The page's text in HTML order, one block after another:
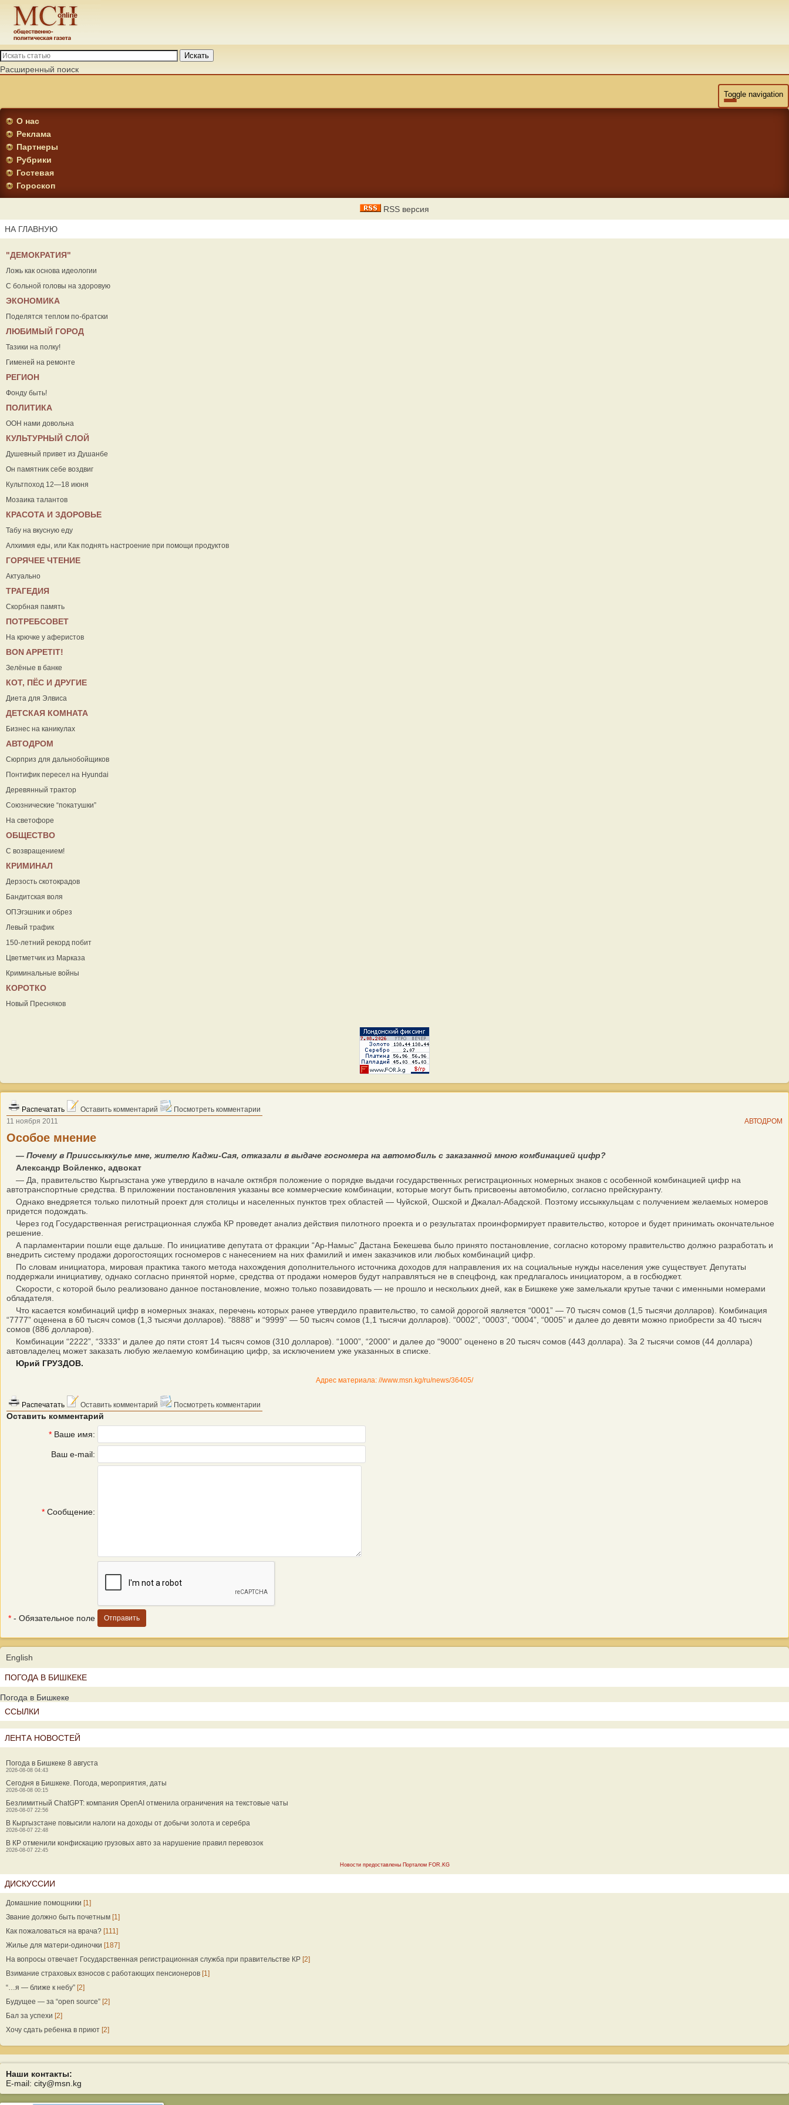
Искать
Расширенный поиск
Toggle navigation
О нас
Реклама
Партнеры
Рубрики
Гостевая
Гороскоп
RSS версия
НА ГЛАВНУЮ
"ДЕМОКРАТИЯ"
Ложь как основа идеологии
С больной головы на здоровую
ЭКОНОМИКА
Поделятся теплом по-братски
ЛЮБИМЫЙ ГОРОД
Тазики на полку!
Гименей на ремонте
РЕГИОН
Фонду быть!
ПОЛИТИКА
ООН нами довольна
КУЛЬТУРНЫЙ СЛОЙ
Душевный привет из Душанбе
Он памятник себе воздвиг
Культпоход 12—18 июня
Мозаика талантов
КРАСОТА И ЗДОРОВЬЕ
Табу на вкусную еду
Алхимия еды, или Как поднять настроение при помощи продуктов
ГОРЯЧЕЕ ЧТЕНИЕ
Актуально
ТРАГЕДИЯ
Скорбная память
ПОТРЕБСОВЕТ
На крючке у аферистов
ВON APPETIT!
Зелёные в банке
КОТ, ПЁС И ДРУГИЕ
Диета для Элвиса
ДЕТСКАЯ КОМНАТА
Бизнес на каникулах
АВТОДРОМ
Сюрприз для дальнобойщиков
Понтифик пересел на Hyundai
Деревянный трактор
Союзнические “покатушки”
На светофоре
ОБЩЕСТВО
С возвращением!
КРИМИНАЛ
Дерзость скотокрадов
Бандитская воля
ОПЭгэшник и обрез
Левый трафик
150-летний рекорд побит
Цветметчик из Марказа
Криминальные войны
КОРОТКО
Новый Пресняков
Распечатать Оставить комментарий
Посмотреть комментарии
11 ноября 2011
АВТОДРОМ
Особое мнение
— Почему в Прииссыккулье мне, жителю Каджи-Сая, отказали в выдаче госномера на автомобиль с заказанной мною комбинацией цифр?
Александр Войленко, адвокат
— Да, правительство Кыргызстана уже утвердило в начале октября положение о порядке выдачи государственных регистрационных номерных знаков с особенной комбинацией цифр на
автотранспортные средства. В приложении постановления указаны все коммерческие комбинации, которые могут быть присвоены автомобилю, согласно прейскуранту.
Однако внедряется только пилотный проект для столицы и населенных пунктов трех областей — Чуйской, Ошской и Джалал-Абадской. Поэтому иссыккульцам с получением желаемых номеров
придется подождать.
Через год Государственная регистрационная служба КР проведет анализ действия пилотного проекта и о результатах проинформирует правительство, которое и будет принимать окончательное
решение.
А парламентарии пошли еще дальше. По инициативе депутата от фракции “Ар-Намыс” Дастана Бекешева было принято постановление, согласно которому правительство должно разработать и
внедрить систему продажи дорогостоящих госномеров с нанесением на них фамилий и имен заказчиков или любых комбинаций цифр.
По словам инициатора, мировая практика такого метода нахождения дополнительного источника доходов для направления их на социальные нужды населения уже существует. Депутаты
поддержали инициативу, однако согласно принятой норме, средства от продажи номеров будут направляться не в спецфонд, как предлагалось инициатором, а в госбюджет.
Скорости, с которой было реализовано данное постановление, можно только позавидовать — не прошло и нескольких дней, как в Бишкеке уже замелькали крутые тачки с именными номерами
обладателя.
Что касается комбинаций цифр в номерных знаках, перечень которых ранее утвердило правительство, то самой дорогой является “0001” — 70 тысяч сомов (1,5 тысячи долларов). Комбинация
“7777” оценена в 60 тысяч сомов (1,3 тысячи долларов). “8888” и “9999” — 50 тысяч сомов (1,1 тысячи долларов). “0002”, “0003”, “0004”, “0005” и далее до девяти можно приобрести за 40 тысяч
сомов (886 долларов).
Комбинации “2222”, “3333” и далее до пяти стоят 14 тысяч сомов (310 долларов). “1000”, “2000” и далее до “9000” оценено в 20 тысяч сомов (443 доллара). За 2 тысячи сомов (44 доллара)
автовладелец может заказать любую желаемую комбинацию цифр, за исключением уже указанных в списке.
Юрий ГРУЗДОВ.
Адрес материала: //www.msn.kg/ru/news/36405/
Распечатать Оставить комментарий Посмотреть комментарии
Оставить комментарий
* Ваше имя:
Ваш e-mail:
* Сообщение:
* - Обязательное поле
English
ПОГОДА В БИШКЕКЕ
Погода в Бишкеке
ССЫЛКИ
ЛЕНТА НОВОСТЕЙ
Погода в Бишкеке 8 августа
2026-08-08 04:43
Сегодня в Бишкеке. Погода, мероприятия, даты
2026-08-08 00:15
Безлимитный ChatGPT: компания OpenAI отменила ограничения на текстовые чаты
2026-08-07 22:56
В Кыргызстане повысили налоги на доходы от добычи золота и серебра
2026-08-07 22:48
В КР отменили конфискацию грузовых авто за нарушение правил перевозок
2026-08-07 22:45
Новости предоставлены Порталом FOR.KG
ДИСКУССИИ
Домашние помощники [1]
Звание должно быть почетным [1]
Как пожаловаться на врача? [111]
Жилье для матери-одиночки [187]
На вопросы отвечает Государственная регистрационная служба при правительстве КР [2]
Взимание страховых взносов с работающих пенсионеров [1]
“…я — ближе к небу” [2]
Будущее — за “open source” [2]
Бал за успехи [2]
Хочу сдать ребенка в приют [2]
Наши контакты:
E-mail: city@msn.kg